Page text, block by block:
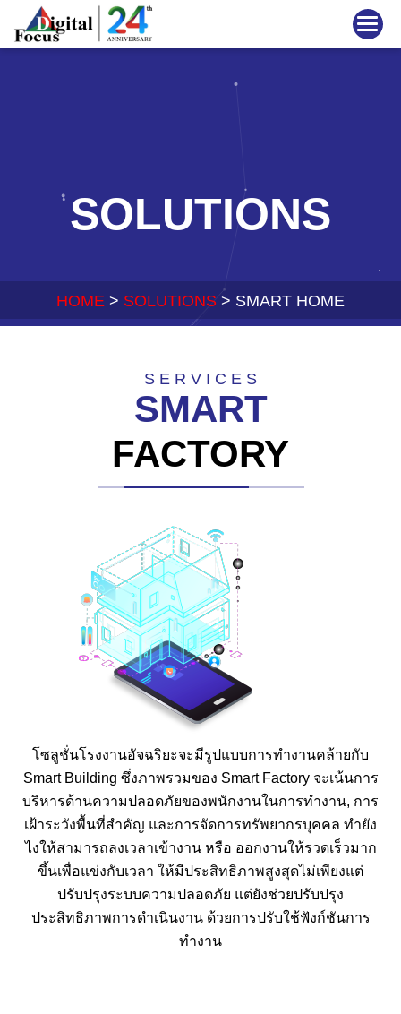
SOLUTIONS
HOME > SOLUTIONS > SMART HOME
S E R V I C E S
SMART
FACTORY
โซลูชั่นโรงงานอัจฉริยะจะมีรูปแบบการทำงานคล้ายกับ
Smart Building ซึ่งภาพรวมของ Smart Factory จะเน้นการ
บริหารด้านความปลอดภัยของพนักงานในการทำงาน, การ
เฝ้าระวังพื้นที่สำคัญ และการจัดการทรัพยากรบุคคล ทำยัง
ไงให้สามารถลงเวลาเข้างาน หรือ ออกงานให้รวดเร็วมาก
ขึ้นเพื่อแข่งกับเวลา ให้มีประสิทธิภาพสูงสุดไม่เพียงแต่
ปรับปรุงระบบความปลอดภัย แต่ยังช่วยปรับปรุง
ประสิทธิภาพการดำเนินงาน ด้วยการปรับใช้ฟังก์ชันการ
ทำงาน